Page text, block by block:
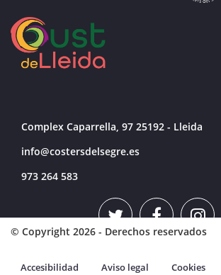
Complex Caparrella, 97 25192 - Lleida
info@costersdelsegre.es
973 264 583
© Copyright 2026 - Derechos reservados
Accesibilidad Aviso legal Cookies